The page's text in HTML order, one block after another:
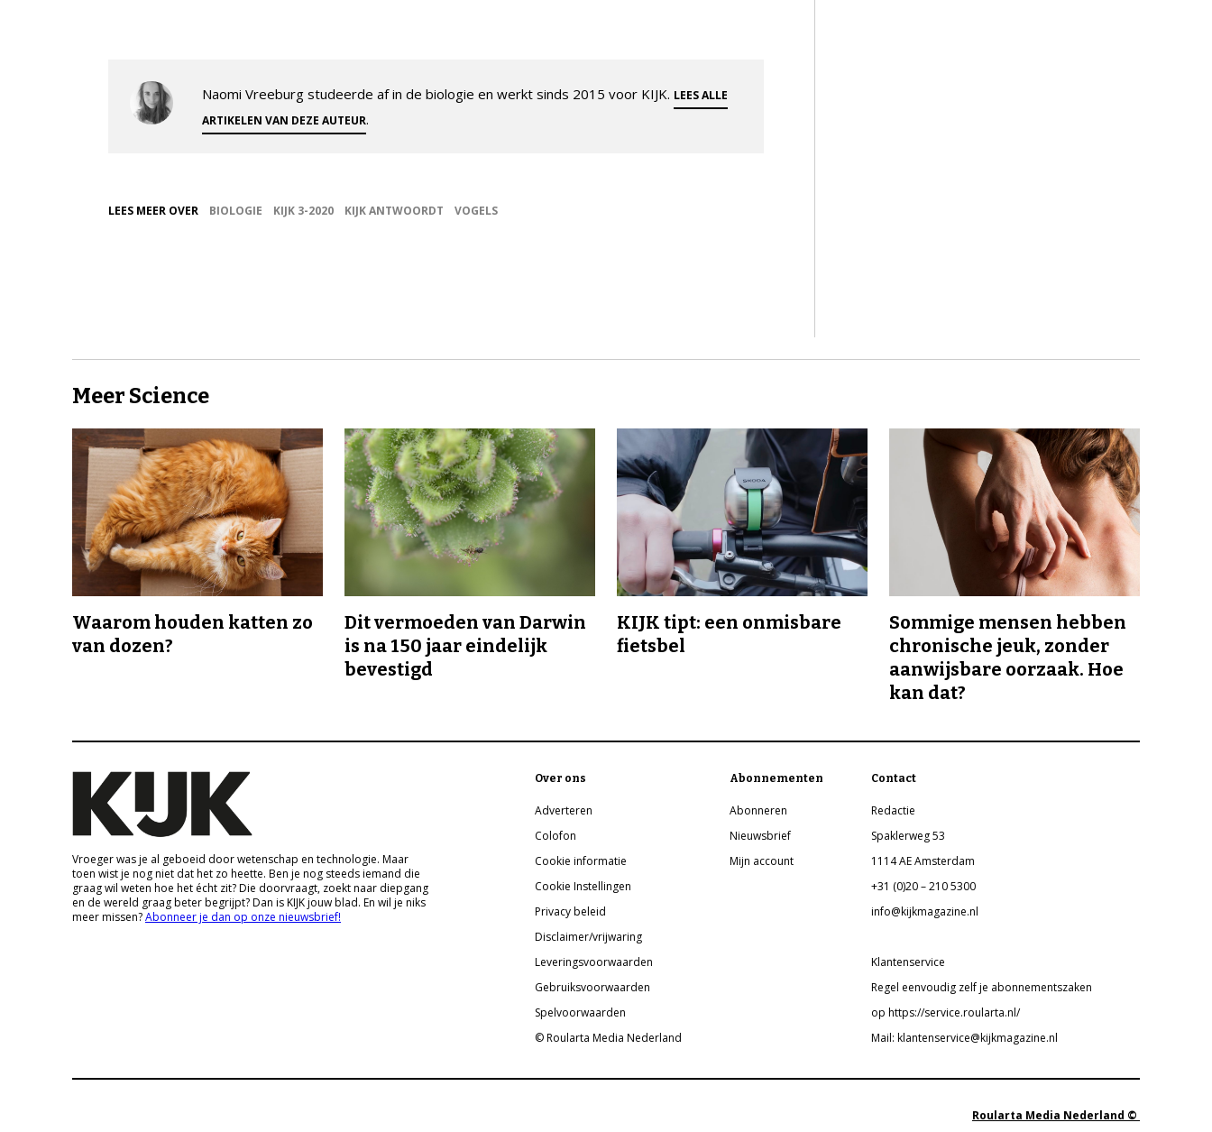
Naomi Vreeburg studeerde af in de biologie en werkt sinds 2015 voor KIJK. LEES ALLE
ARTIKELEN VAN DEZE AUTEUR.
LEES MEER OVER BIOLOGIE KIJK 3-2020 KIJK ANTWOORDT VOGELS
Meer Science
Waarom houden katten zo
van dozen?
Dit vermoeden van Darwin
is na 150 jaar eindelijk
bevestigd
KIJK tipt: een onmisbare
fietsbel
Sommige mensen hebben
chronische jeuk, zonder
aanwijsbare oorzaak. Hoe
kan dat?
Vroeger was je al geboeid door wetenschap en technologie. Maar
toen wist je nog niet dat het zo heette. Ben je nog steeds iemand die
graag wil weten hoe het écht zit? Die doorvraagt, zoekt naar diepgang
en de wereld graag beter begrijpt? Dan is KIJK jouw blad. En wil je niks
meer missen?Abonneer je dan op onze nieuwsbrief!
Over ons
Adverteren
Colofon
Cookie informatie
Cookie Instellingen
Privacy beleid
Disclaimer/vrijwaring
Leveringsvoorwaarden
Gebruiksvoorwaarden
Spelvoorwaarden
© Roularta Media Nederland
Abonnementen
Abonneren
Nieuwsbrief
Mijn account
Contact
Redactie
Spaklerweg 53
1114 AE Amsterdam
+31 (0)20 – 210 5300
info@kijkmagazine.nl
Klantenservice
Regel eenvoudig zelf je abonnementszaken
op https://service.roularta.nl/
Mail: klantenservice@kijkmagazine.nl
Roularta Media Nederland ©